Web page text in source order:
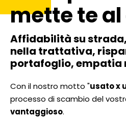
mette te
Affidabilità su
nella trattativa,
portafoglio, empatia
Con il nostro motto "usato x
processo di scambio del
vantaggioso.